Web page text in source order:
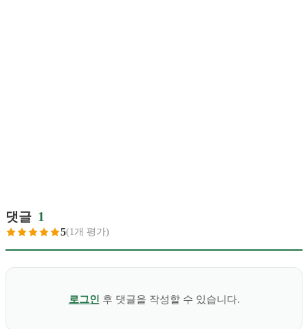
댓글 1
5(1개 평가)
로그인 후 댓글을 작성할 수 있습니다.